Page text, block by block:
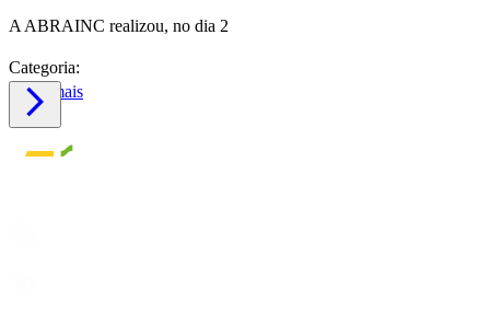
A ABRAINC realizou, no dia 2
Categoria:
Saiba mais
